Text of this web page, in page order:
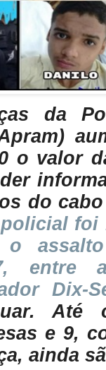
da
o valor
do
foi
o
entre
Dix-
Até
e 9,
ainda